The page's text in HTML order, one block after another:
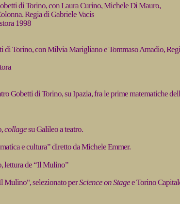
di Torino, con Laura Curino, Michele Di Mauro,
Regia di Gabriele Vacis
1998
di Torino, con Milvia Marigliano e Tommaso Amadio,
Gobetti di Torino, su Ipazia, fra le prime matematiche
collagesu Galileo a teatro.
e cultura” diretto da Michele Emmer.
lettura de “Il Mulino”
Mulino", selezionato perScience on Stagee Torino